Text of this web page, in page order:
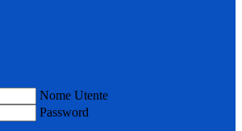
Nome Utente
Password